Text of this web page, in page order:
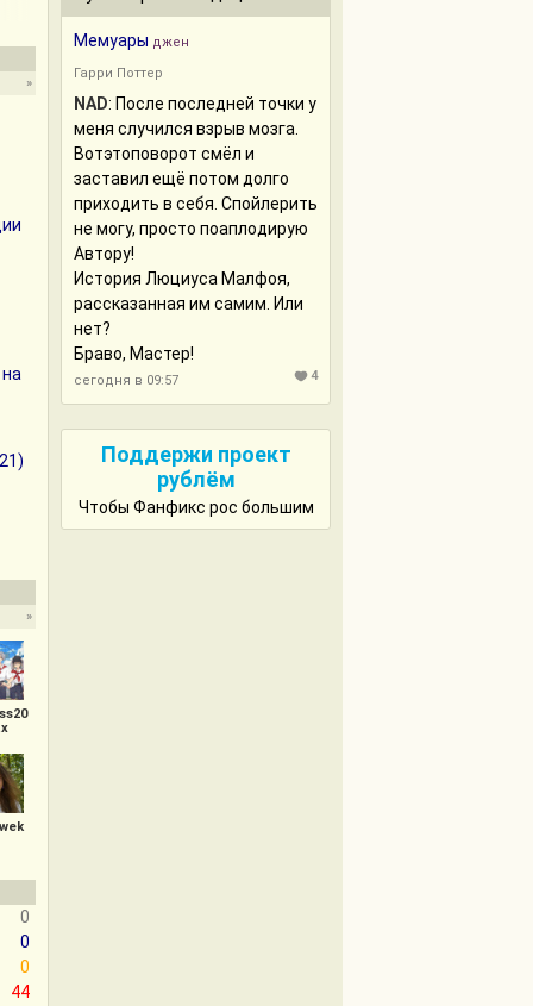
»
»
0
0
0
44
Мемуары джен
Гарри Поттер
NAD: После последней точки у
меня случился взрыв мозга.
Вотэтоповорот смёл и
заставил ещё потом долго
приходить в себя. Спойлерить
не могу, просто поаплодирую
Автору!
История Люциуса Малфоя,
рассказанная им самим. Или
нет?
Браво, Мастер!
сегодня в 09:57 4
Поддержи проект
рублём
Чтобы Фанфикс рос большим